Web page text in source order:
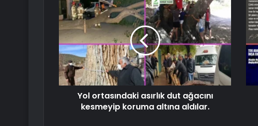
Yol ortasındaki asırlık dut ağacını
kesmeyip koruma altına aldılar.